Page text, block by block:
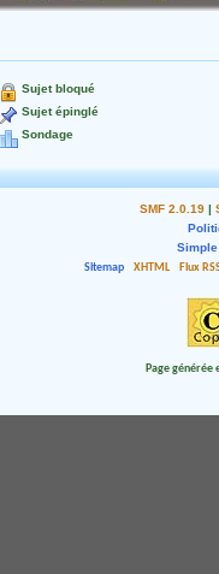
Sujet bloqué
Sujet épinglé
Sondage
SMF 2.0.19 |
Sitemap
XHTML Flux
Page générée